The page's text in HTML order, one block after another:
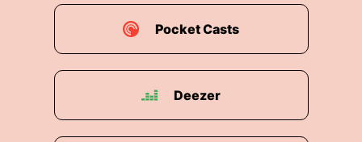
00:02:28: Ich weiß, ich rede grade so in Rezeln
Die begegnet mich hier überall.
00:02:34: Okay Du merkst schon, das wird eine
kleine Folge, wo du mal wieder so ein bisschen
00:02:37: ... Rätseln.
Pocket Casts
Deezer